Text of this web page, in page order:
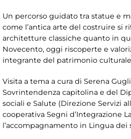
Un percorso guidato tra statue e
come l’antica arte del costruire si
architetture classiche quanto in
Novecento, oggi riscoperte e
integrante del patrimonio
Visita a tema a cura di Serena
Sovrintendenza capitolina e del
sociali e Salute (Direzione Servizi
cooperativa Segni d’Integrazione
l’accompagnamento in Lingua dei